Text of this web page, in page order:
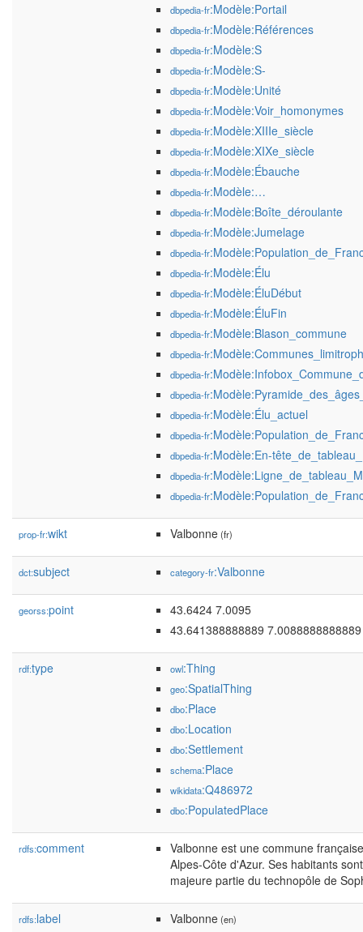
dbpedia-fr:Modèle:Portail
dbpedia-fr:Modèle:Références
dbpedia-fr:Modèle:S
dbpedia-fr:Modèle:S-
dbpedia-fr:Modèle:Unité
dbpedia-fr:Modèle:Voir_homonymes
dbpedia-fr:Modèle:XIIIe_siècle
dbpedia-fr:Modèle:XIXe_siècle
dbpedia-fr:Modèle:Ébauche
dbpedia-fr:Modèle:…
dbpedia-fr:Modèle:Boîte_déroulante
dbpedia-fr:Modèle:Jumelage
dbpedia-fr
dbpedia-fr:Modèle:Élu
dbpedia-fr:Modèle:ÉluDébut
dbpedia-fr:Modèle:ÉluFin
dbpedia-fr:Modèle:Blason_commune
dbpedia-fr
dbpedia-fr
dbpedia-fr
dbpedia-fr:Modèle:Élu_actuel
dbpedia-fr
dbpedia-fr:Modèle:En-
dbpedia-fr
dbpedia-fr
prop-fr:wikt Valbonne(fr)
dct:subject category-fr:Valbonne
georss:point
43.6424 7.0095
43.641388888889 7.0088888888889
rdf:type owl:Thing
geo:SpatialThing
dbo:Place
dbo:Location
dbo:Settlement
schema:Place
wikidata:Q486972
dbo:PopulatedPlace
rdfs:comment
Valbonne est une commune
Alpes-Côte d'Azur. Ses habitants
majeure partie du technopôle de
rdfs:label Valbonne(en)